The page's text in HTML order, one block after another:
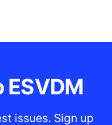
issues. Sign up